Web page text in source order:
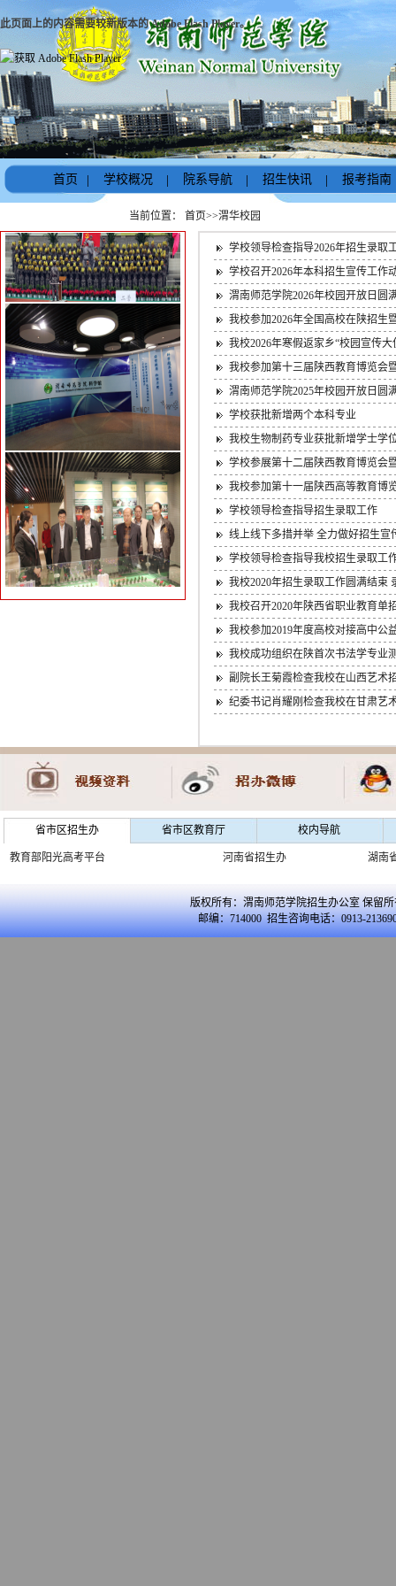
此页面上的内容需要较新版本的 Adobe Flash Player。
首页 | 学校概况 | 院系导航 | 招生快讯 | 报考指南
当前位置： 首页>>渭华校园
学校领导检查指导2026年招生录取
学校召开2026年本科招生宣传工作
渭南师范学院2026年校园开放日圆
我校参加2026年全国高校在陕招生
我校2026年寒假返家乡“校园宣传
我校参加第十三届陕西教育博览会
渭南师范学院2025年校园开放日圆
学校获批新增两个本科专业
我校生物制药专业获批新增学士学
学校参展第十二届陕西教育博览会
我校参加第十一届陕西高等教育博
学校领导检查指导招生录取工作
线上线下多措并举 全力做好招生宣
学校领导检查指导我校招生录取工
我校2020年招生录取工作圆满结束
我校召开2020年陕西省职业教育单
我校参加2019年度高校对接高中公
我校成功组织在陕首次书法学专业
副院长王菊霞检查我校在山西艺术
纪委书记肖耀刚检查我校在甘肃艺
省市区招生办 省市区教育厅 校内导航
教育部阳光高考平台 河南省招生办 湖南
版权所有：渭南师范学院招生办公室 保留
邮编：714000 招生咨询电话：0913-